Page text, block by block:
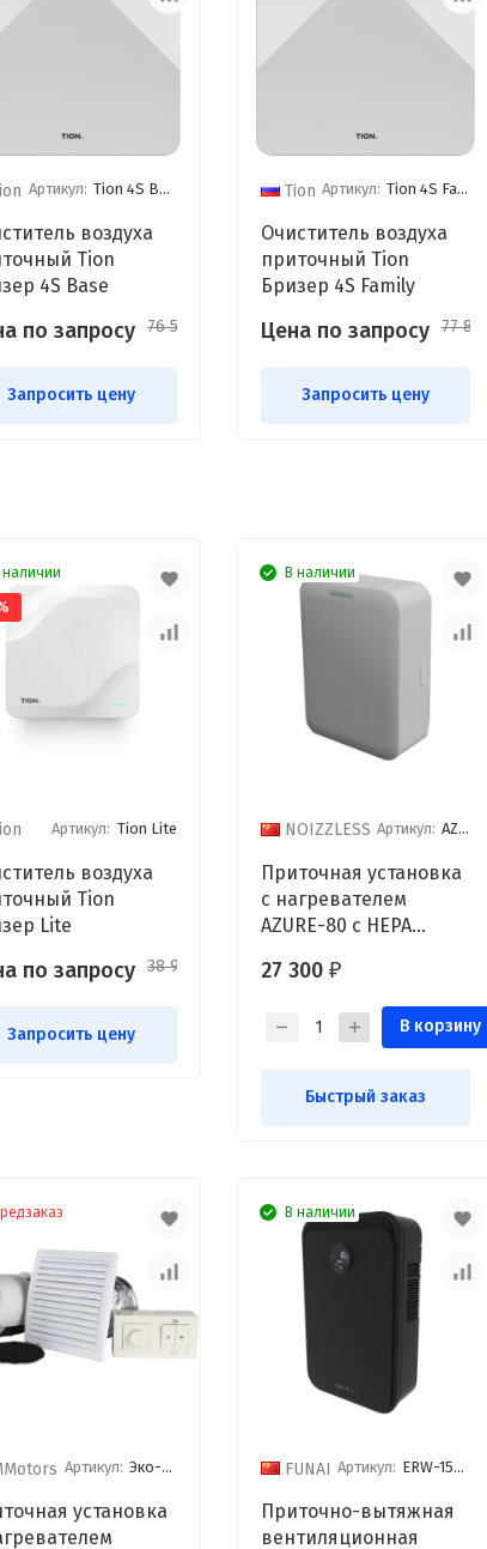
Артикул: Tion 4S Base
воздуха
Tion
4S Base
по запросу 76 590
Запросить цену
Tion Артикул: Tion 4S Family
Очиститель воздуха
приточный Tion
Бризер 4S Family
Цена по запросу 77 860
Запросить цену
наличии
Артикул: Tion Lite
воздуха
Tion
Lite
по запросу 38 930
Запросить цену
В наличии
NOIZZLESS Артикул: AZURE-80
Приточная установка
с нагревателем
AZURE-80 с HEPA
27 300 ₽
В корзину
Быстрый заказ
Артикул: Эко-Свежесть 05-ИД
установка
В наличии
FUNAI Артикул: ERW-150X.D
Приточно-вытяжная
вентиляционная